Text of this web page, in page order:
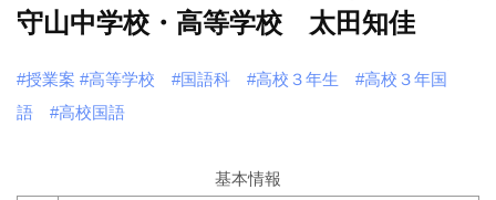
守山中学校・高等学校 太田知佳
#授業案 #高等学校 #国語科 #高校３年生
#高校３年国
語
#高校国語
基本情報